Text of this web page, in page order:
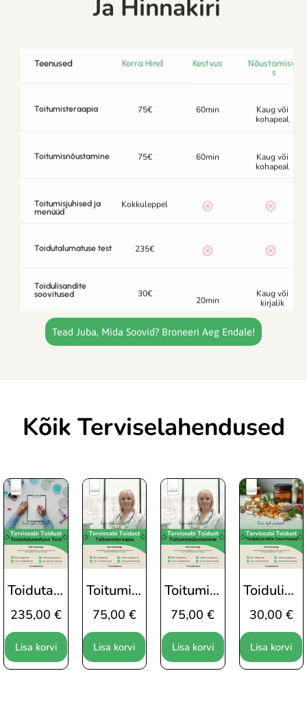
Toidulisandite
järelkokkuvõte
Tead Juba, Mida Soovid? Broneeri Aeg Endale!
Kõik Terviselahendused
Toidutalumatuse Test Cytoliza 176 Toiduainele
235,00 €
Lisa korvi
Toitumisteraapia
75,00 €
Lisa korvi
Toitumisnõustamine
75,00€
Lisa korvi
Toidulisandite Soovitused
30,00 €
Lisa korvi